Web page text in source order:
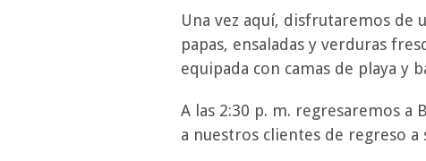
Una vez aquí, disfrutaremos de
papas, ensaladas y verduras
equipada con camas de playa y
A las 2:30 p. m. regresaremos a
a nuestros clientes de regreso a